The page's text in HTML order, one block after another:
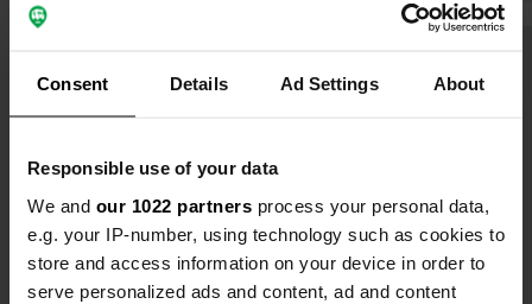
Consent Details Ad Settings About
Responsible use of your data
We and our 1022 partners process your personal data,
e.g. your IP-number, using technology such as cookies to
store and access information on your device in order to
serve personalized ads and content, ad and content
de favoris
Voir tous les 5 avis